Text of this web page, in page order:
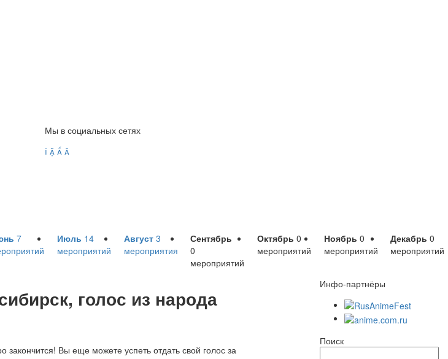
Мы в социальных сетях
   
7
Июль 14
мероприятий
Август 3
мероприятия
Сентябрь
0
мероприятий
Октябрь 0
мероприятий
Ноябрь 0
мероприятий
Декабрь 0
мероприятий
голос из народа
закончится! Вы еще можете успеть отдать свой голос за
Инфо-партнёры
Поиск